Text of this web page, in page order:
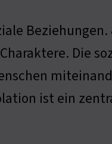
Beziehungen.
Die
ist ein